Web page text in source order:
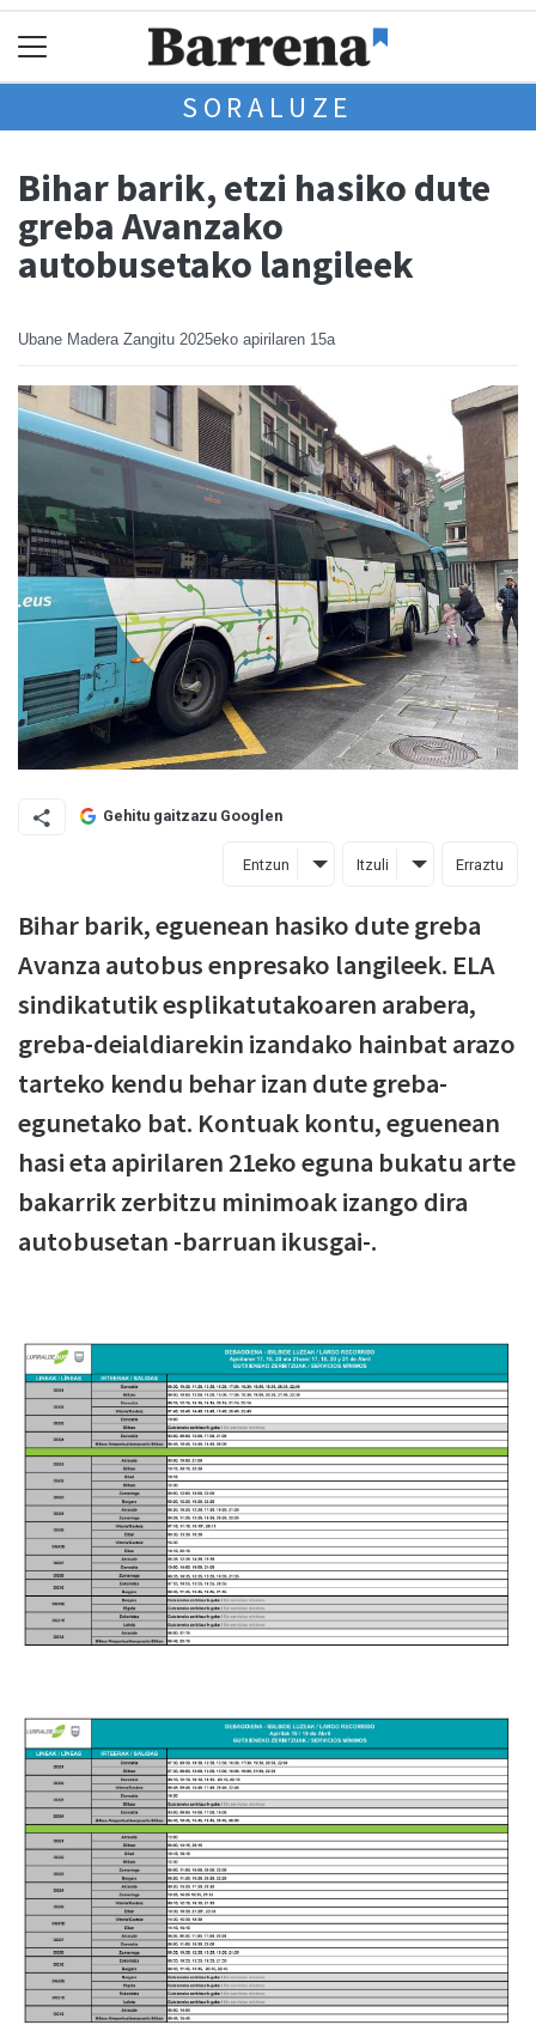
SORALUZE
Bihar barik, etzi hasiko dute
greba Avanzako
autobusetako langileek
Ubane Madera Zangitu 2025eko apirilaren 15a
Gehitu gaitzazu Googlen
Entzun Itzuli Erraztu
Bihar barik, eguenean hasiko dute greba
Avanza autobus enpresako langileek. ELA
sindikatutik esplikatutakoaren arabera,
greba-deialdiarekin izandako hainbat arazo
tarteko kendu behar izan dute greba-
egunetako bat. Kontuak kontu, eguenean
hasi eta apirilaren 21eko eguna bukatu arte
bakarrik zerbitzu minimoak izango dira
autobusetan -barruan ikusgai-.